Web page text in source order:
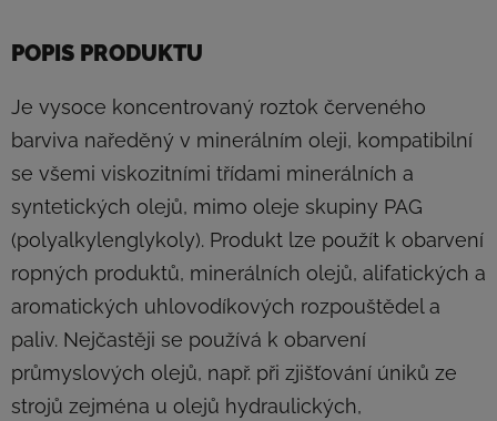
POPIS PRODUKTU
Je vysoce koncentrovaný roztok červeného
barviva naředěný v minerálním oleji, kompatibilní
se všemi viskozitními třídami minerálních a
syntetických olejů, mimo oleje skupiny PAG
(polyalkylenglykoly). Produkt lze použít k obarvení
ropných produktů, minerálních olejů, alifatických a
aromatických uhlovodíkových rozpouštědel a
paliv. Nejčastěji se používá k obarvení
průmyslových olejů, např. při zjišťování úniků ze
strojů zejména u olejů hydraulických,